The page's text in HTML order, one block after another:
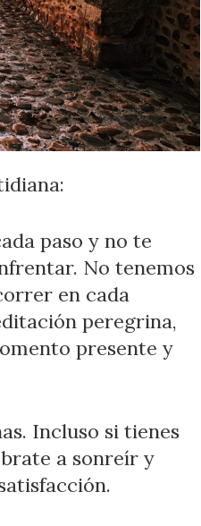
paso y no te
No tenemos
en cada
peregrina,
presente y
Incluso si tienes
a sonreír y